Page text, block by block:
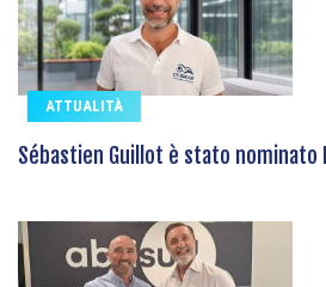
ATTUALITÀ
Sébastien Guillot è stato nominato